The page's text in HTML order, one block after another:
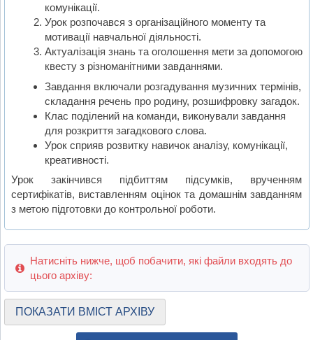
комунікації.
Урок розпочався з організаційного моменту та
мотивації навчальної діяльності.
Актуалізація знань та оголошення мети за допомогою
квесту з різноманітними завданнями.
Завдання включали розгадування музичних термінів,
складання речень про родину, розшифровку загадок.
Клас поділений на команди, виконували завдання
для розкриття загадкового слова.
Урок сприяв розвитку навичок аналізу, комунікації,
креативності.
Урок закінчився підбиттям підсумків, врученням
сертифікатів, виставленням оцінок та домашнім завданням
з метою підготовки до контрольної роботи.
Натисніть нижче, щоб побачити, які файли входять до
цього архіву:
ПОКАЗАТИ ВМІСТ АРХІВУ